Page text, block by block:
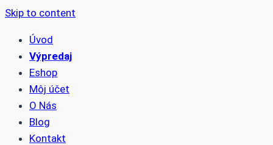
Skip to content
Úvod
Výpredaj
Eshop
Môj účet
O Nás
Blog
Kontakt